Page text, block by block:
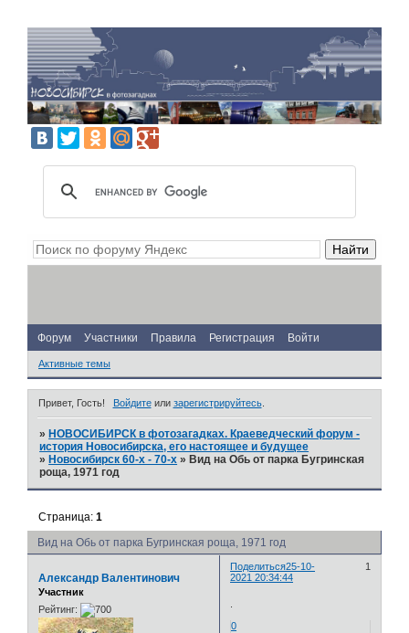
Форум Участники Правила Регистрация Войти
Активные темы
Привет, Гость! Войдитеили зарегистрируйтесь.
» НОВОСИБИРСК в фотозагадках. Краеведческий форум -
история Новосибирска, его настоящее и будущее
» Новосибирск 60-х - 70-х » Вид на Обь от парка Бугринская
роща, 1971 год
Вид на Обь от парка Бугринская роща, 1971 год
Страница:1
Поделиться 1
25-10-
2021 20:34:44
Александр Валентинович
Участник
Рейтинг:
0